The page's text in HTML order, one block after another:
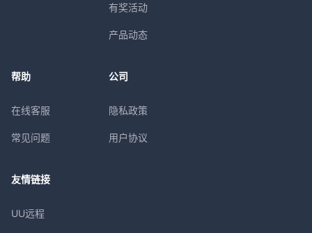
有奖活动
产品动态
帮助
在线客服
常见问题
公司
隐私政策
用户协议
友情链接
UU远程